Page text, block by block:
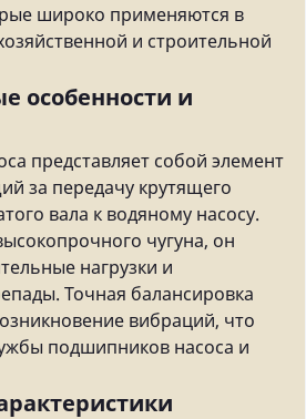
широко применяются в
и строительной
особенности и
представляет собой элемент
за передачу крутящего
вала к водяному насосу.
чугуна, он
нагрузки и
Точная балансировка
вибраций, что
подшипников насоса и